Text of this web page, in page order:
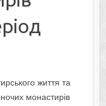
життя та
монастирів